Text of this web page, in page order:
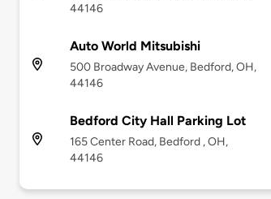
44146
Auto World Mitsubishi
500 Broadway Avenue, Bedford, OH,
44146
Bedford City Hall Parking Lot
165 Center Road, Bedford , OH,
44146